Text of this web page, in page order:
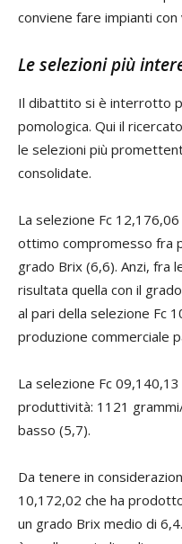
conviene fare impianti
Le selezioni più
Il dibattito si è interrotto
pomologica. Qui il
le selezioni più
consolidate.
La selezione Fc
ottimo compromesso fra
grado Brix (6,6). Anzi, fra
risultata quella con il
al pari della selezione Fc
produzione commerciale
La selezione Fc
produttività: 1121
basso (5,7).
Da tenere in
10,172,02 che ha
un grado Brix medio di